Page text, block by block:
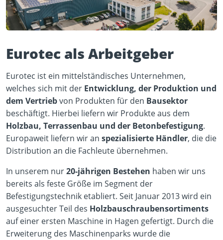
Eurotec als Arbeitgeber
Eurotec ist ein mittelständisches Unternehmen,
welches sich mit der Entwicklung, der Produktion und
dem Vertriebvon Produkten für den Bausektor
beschäftigt. Hierbei liefern wir Produkte aus dem
Holzbau, Terrassenbau und der Betonbefestigung.
Europaweit liefern wir an spezialisierte Händler, die die
Distribution an die Fachleute übernehmen.
In unserem nur20-jährigen Bestehen haben wir uns
bereits als feste Größe im Segment der
Befestigungstechnik etabliert. Seit Januar 2013 wird ein
ausgesuchter Teil des Holzbauschraubensortiments
auf einer ersten Maschine in Hagen gefertigt. Durch die
Erweiterung des Maschinenparks wurde die